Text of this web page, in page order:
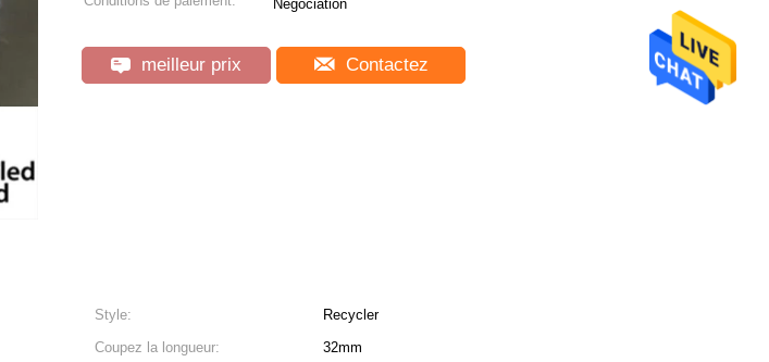
Négociation
meilleur prix Contactez
Style:
Recycler
Coupez la longueur:
32mm